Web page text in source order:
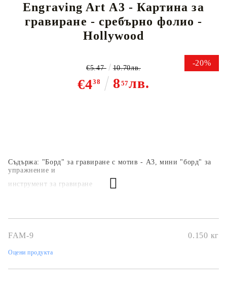
Engraving Art А3 - Картина за
гравиране - сребърно фолио -
Hollywood
-20%
€438 8 57лв.
€5.47 10.70лв.
Съдържа: "Борд" за гравиране с мотив - А3, мини "борд" за
упражнение и
инструмент за гравиране
FAM-9 0.150 кг
Оцени продукта